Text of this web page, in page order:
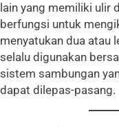
lain yang memiliki ulir
berfungsi untuk
menyatukan dua atau
selalu digunakan
sistem sambungan
dapat dilepas-pasang.